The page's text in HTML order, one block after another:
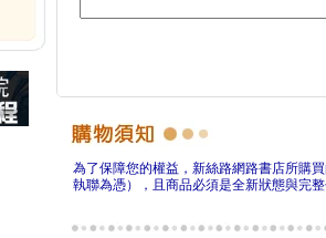
為了保障您的權益，新絲路網路書店所購
執聯為憑），且商品必須是全新狀態與完